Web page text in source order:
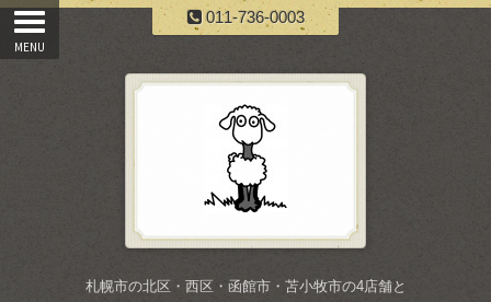
011-736-0003
札幌市の北区・西区・函館市・苫小牧市の4店舗と